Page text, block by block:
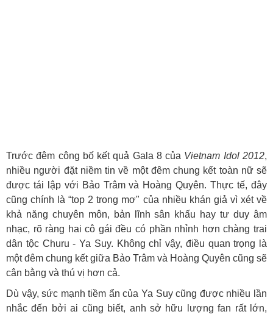
Trước đêm công bố kết quả Gala 8 của Vietnam Idol 2012,
nhiều người đặt niềm tin về một đêm chung kết toàn nữ sẽ
được tái lập với Bảo Trâm và Hoàng Quyên. Thực tế, đây
cũng chính là “top 2 trong mơ" của nhiều khán giả vì xét về
khả năng chuyên môn, bản lĩnh sân khấu hay tư duy âm
nhạc, rõ ràng hai cô gái đều có phần nhỉnh hơn chàng trai
dân tộc Churu - Ya Suy. Không chỉ vậy, điều quan trọng là
một đêm chung kết giữa Bảo Trâm và Hoàng Quyên cũng sẽ
cân bằng và thú vị hơn cả.
Dù vậy, sức mạnh tiềm ẩn của Ya Suy cũng được nhiều lần
nhắc đến bởi ai cũng biết, anh sở hữu lượng fan rất lớn,